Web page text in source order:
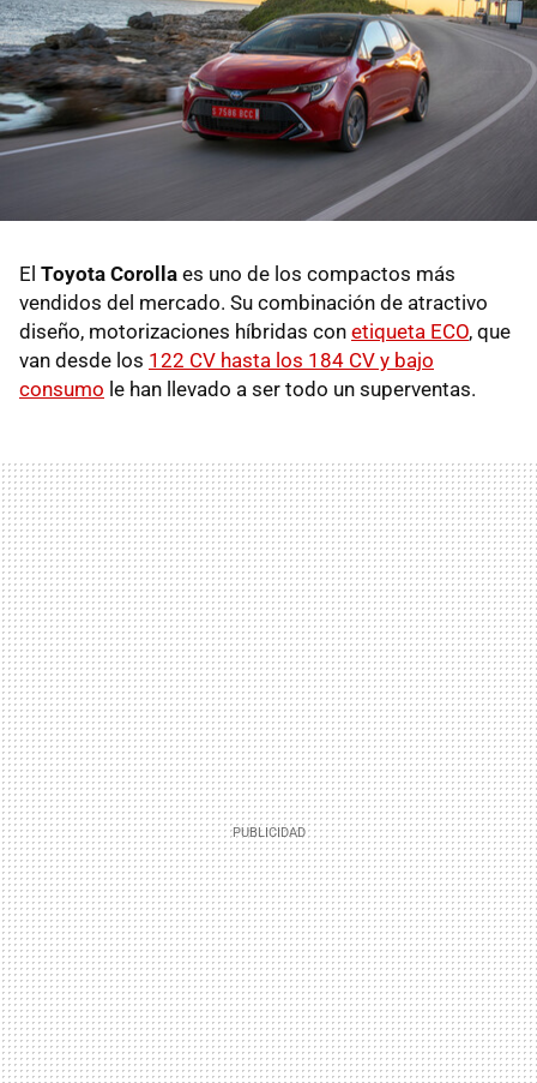
El Toyota Corolla es uno de los compactos más
vendidos del mercado. Su combinación de atractivo
diseño, motorizaciones híbridas con etiqueta ECO, que
van desde los 122 CV hasta los 184 CV y bajo
consumo le han llevado a ser todo un superventas.